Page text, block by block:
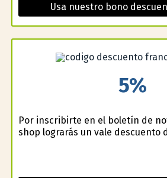
Usa nuestro bono
5%
Por inscribirte en el boletín de
shop lograrás un vale descuento